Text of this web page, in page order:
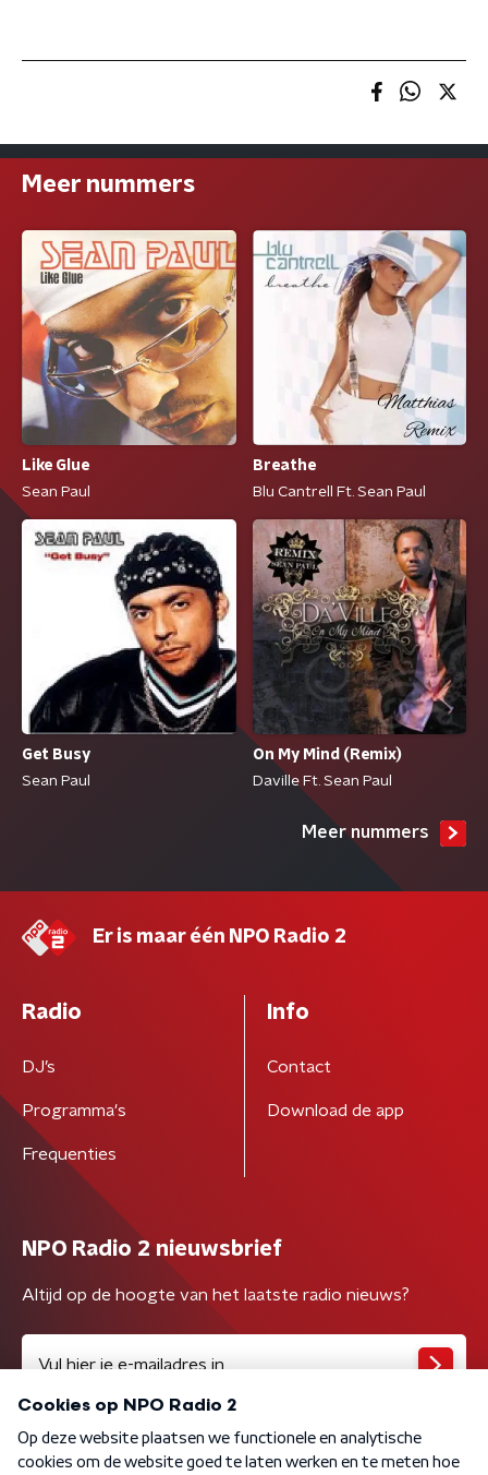
Meer nummers
Like Glue
Sean Paul
Breathe
Blu Cantrell Ft. Sean Paul
Get Busy
Sean Paul
On My Mind (Remix)
Daville Ft. Sean Paul
Meer nummers
Er is maar één NPO Radio 2
Radio
DJ’s
Programma's
Frequenties
Info
Contact
Download de app
NPO Radio 2 nieuwsbrief
Altijd op de hoogte van het laatste radio nieuws?